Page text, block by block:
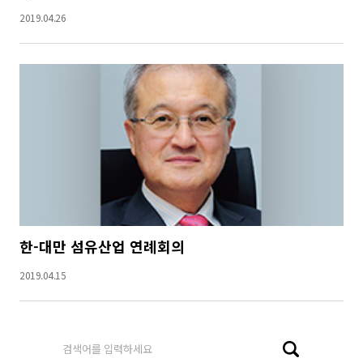
2019.04.26
한-대만 섬유산업 연례회의
2019.04.15